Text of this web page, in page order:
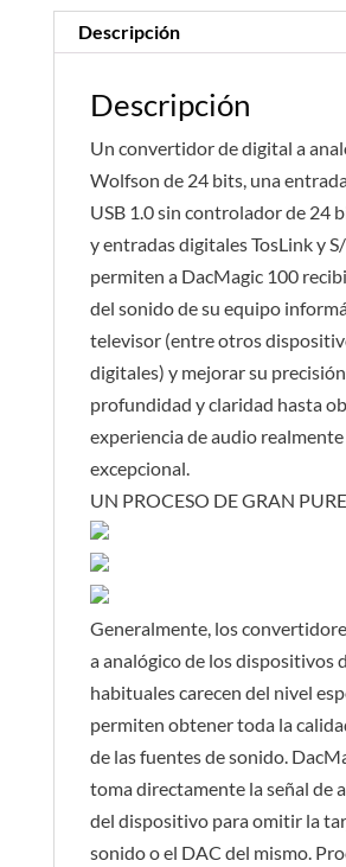
Descripción
Descripción
Un convertidor de digital a
Wolfson de 24 bits, una
USB 1.0 sin controlador de 24
y entradas digitales TosLink y
permiten a DacMagic 100
del sonido de su equipo
televisor (entre otros
digitales) y mejorar su
profundidad y claridad hasta
experiencia de audio realmente
excepcional.
UN PROCESO DE GRAN
Generalmente, los
a analógico de los dispositivos
habituales carecen del nivel
permiten obtener toda la
de las fuentes de sonido.
toma directamente la señal de
del dispositivo para omitir la
sonido o el DAC del mismo.